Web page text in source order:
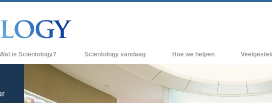
is Scientology?
& Praktijken
en Codes van Scientology
Scientology vandaag
Nieuwe Scientology Kerken
Hoe we helpen
Achtergrond
Binnen in